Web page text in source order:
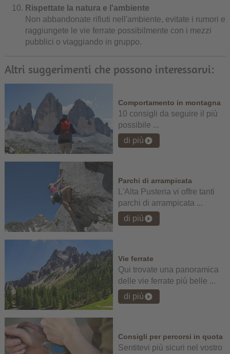
Rispettate la natura e l'ambiente
Non abbandonate rifiuti nell'ambiente, evitate i rumori e
raggiungete le vie ferrate possibilmente con i mezzi
pubblici o viaggiando in gruppo.
Altri suggerimenti che possono interessarvi:
Comportamento in montagna
10 consigli da seguire il più
possibile ...
di più
Parchi di arrampicata
L'Alta Pusteria vi offre tanti
parchi di arrampicata ...
di più
Vie ferrate
Qui trovate una panoramica
delle vie ferrate più belle ...
di più
Consigli per percorsi in quota
Sentitevi più sicuri nel vostro